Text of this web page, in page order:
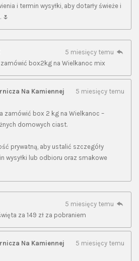
i termin wysyłki, aby dotarły świeże i
🌷
5 miesięcy temu
box2kg na Wielkanoc mix
Na Kamiennej
5 miesięcy temu
zamówić box 2 kg na Wielkanoc –
domowych ciast.
prywatną, aby ustalić szczegóły
wysyłki lub odbioru oraz smakowe
5 miesięcy temu
za 149 zł za pobraniem
Na Kamiennej
5 miesięcy temu